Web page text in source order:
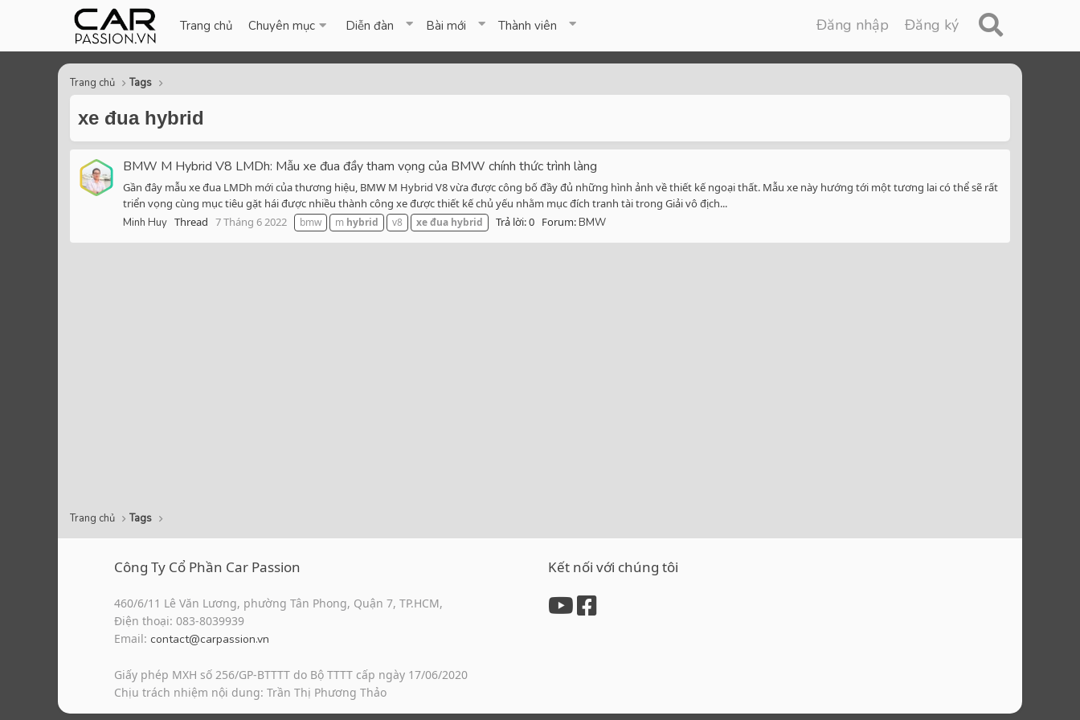
Trang chủ Chuyên mục Diễn đàn Bài mới Thành viên Đăng nhập Đăng ký
Trang chủ Tags
xe đua hybrid
BMW M Hybrid V8 LMDh: Mẫu xe đua đầy tham vọng của BMW chính thức trình làng
Gần đây mẫu xe đua LMDh mới của thương hiệu, BMW M Hybrid V8 vừa được công bố đầy đủ những hình ảnh về thiết kế ngoại thất. Mẫu xe này hướng tới một tương lai có thể sẽ rất
triển vọng cùng mục tiêu gặt hái được nhiều thành công xe được thiết kế chủ yếu nhằm mục đích tranh tài trong Giải vô địch...
Minh Huy Thread 7 Tháng 6 2022 bmw m hybrid v8 xeđua hybrid Trả lời: 0 Forum:BMW
Trang chủ Tags
Công Ty Cổ Phần Car Passion
460/6/11 Lê Văn Lương, phường Tân Phong, Quận 7, TP.HCM,
Điện thoại: 083-8039939
Email: contact@carpassion.vn
Giấy phép MXH số 256/GP-BTTTT do Bộ TTTT cấp ngày 17/06/2020
Chịu trách nhiệm nội dung: Trần Thị Phương Thảo
Kết nối với chúng tôi